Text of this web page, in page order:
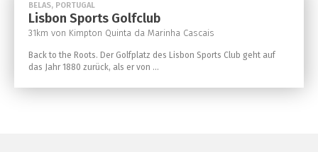
BELAS, PORTUGAL
Lisbon Sports Golfclub
31km von Kimpton Quinta da Marinha Cascais
Back to the Roots. Der Golfplatz des Lisbon Sports Club geht auf
das Jahr 1880 zurück, als er von ...